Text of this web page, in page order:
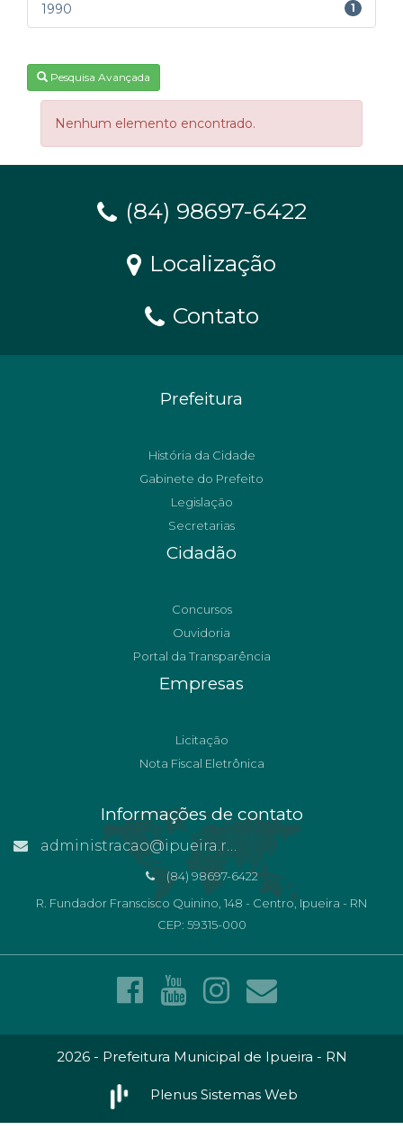
1990 1
Pesquisa Avançada
Nenhum elemento encontrado.
(84) 98697-6422
Localização
Contato
Prefeitura
História da Cidade
Gabinete do Prefeito
Legislação
Secretarias
Cidadão
Concursos
Ouvidoria
Portal da Transparência
Empresas
Licitação
Nota Fiscal Eletrônica
Informações de contato
administracao@ipueira.rn.gov.br
(84) 98697-6422
R. Fundador Franscisco Quinino, 148 - Centro, Ipueira - RN
CEP: 59315-000
2026 - Prefeitura Municipal de Ipueira - RN
Plenus Sistemas Web